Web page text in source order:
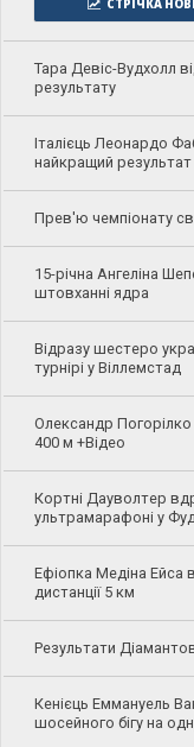
СТРІЧКА
Тара Девіс-Вудхолл
результату
Італієць Леонардо
найкращий результат
Прев'ю чемпіонату
15-річна Ангеліна
штовханні ядра
Відразу шестеро
турнірі у Віллемстад
Олександр Погорілко
400 м +Відео
Кортні Дауволтер
ультрамарафоні у
Ефіопка Медіна Ейса
дистанції 5 км
Результати
Кенієць Еммануель
шосейного бігу на